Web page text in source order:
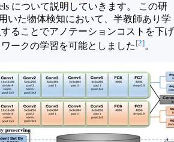
について説明していきます。 この研
いた物体検知において、半教師あり学
ることでアノテーションコストを下げ
ークの学習を可能としました [2]。